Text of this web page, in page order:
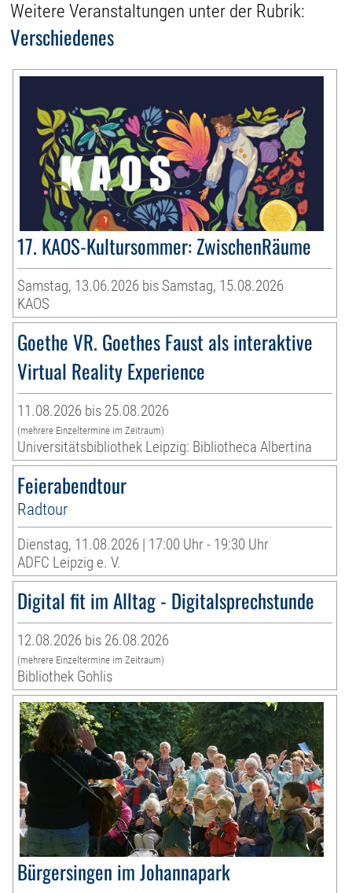
Weitere Veranstaltungen unter der Rubrik:
Verschiedenes
17. KAOS-Kultursommer: ZwischenRäume
Samstag, 13.06.2026 bis Samstag, 15.08.2026
KAOS
Goethe VR. Goethes Faust als interaktive
Virtual Reality Experience
11.08.2026 bis 25.08.2026
(mehrere Einzeltermine im Zeitraum)
Universitätsbibliothek Leipzig: Bibliotheca Albertina
Feierabendtour
Radtour
Dienstag, 11.08.2026 | 17:00 Uhr - 19:30 Uhr
ADFC Leipzig e. V.
Digital fit im Alltag - Digitalsprechstunde
12.08.2026 bis 26.08.2026
(mehrere Einzeltermine im Zeitraum)
Bibliothek Gohlis
Bürgersingen im Johannapark